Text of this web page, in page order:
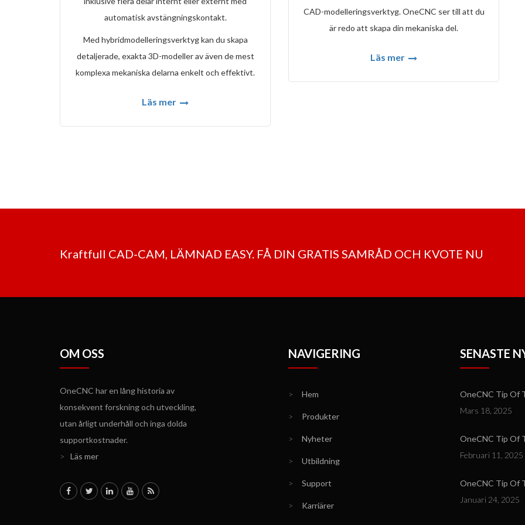
automatisk avstängningskontakt.
Med hybridmodelleringsverktyg kan du skapa
detaljerade, exakta 3D-modeller av även de mest
komplexa mekaniska delarna enkelt och effektivt.
Läs mer
CAD-modelleringsverktyg. OneCNC ser till att du
är redo att skapa din mekaniska del.
Läs mer
Kraftfull CAD-CAM, LÄMNAD EASY. FÅ DIN GRATIS SAMRÅD OCH KVOTE NU
OM OSS
OneCNC har en lång historia av
konsekvent forskning och utveckling,
utan årligt underhåll och inga dolda
supportkostnader.
>
Läs mer
NAVIGERING
> Hem
> Produkter
> Nyheter
> Utbildning
> Support
> Karriärer
SENASTE
OneCNC Tip Of
Mars 18, 2025
OneCNC Tip Of
Februari 11, 2025
OneCNC Tip Of
Januari 24, 2025